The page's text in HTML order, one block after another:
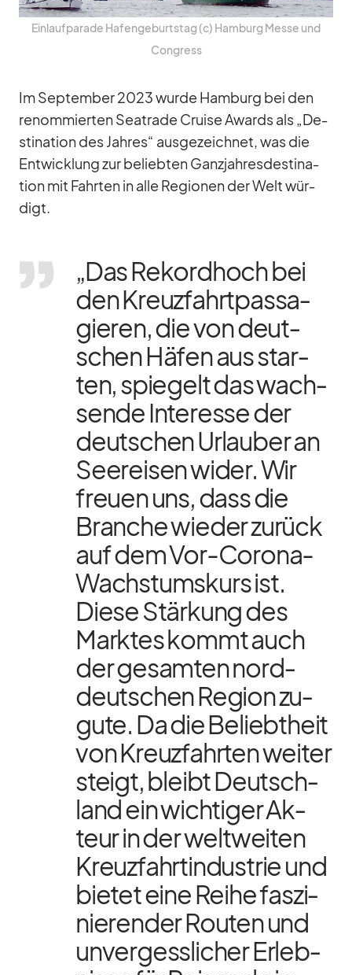
Ein­lauf­pa­rade Ha­fen­ge­burts­tag (c) Ham­burg Messe und
Con­gress
Im Sep­tem­ber 2023 wurde Ham­burg bei den
re­nom­mier­ten Sea­trade Cruise Awards als „De­
sti­na­tion des Jah­res“ aus­ge­zeich­net, was die
Ent­wick­lung zur be­lieb­ten Ganz­jah­res­des­ti­na­
tion mit Fahr­ten in alle Re­gio­nen der Welt wür­
digt.
„Das Re­kord­hoch bei
den Kreuz­fahrt­pas­sa­
gie­ren, die von deut­
schen Hä­fen aus star­
ten, spie­gelt das wach­
sende In­ter­esse der
deut­schen Ur­lau­ber an
See­rei­sen wi­der. Wir
freuen uns, dass die
Bran­che wie­der zu­rück
auf dem Vor-Co­rona-
Wachs­tums­kurs ist.
Diese Stär­kung des
Mark­tes kommt auch
der ge­sam­ten nord­
deut­schen Re­gion zu­
gute. Da die Be­liebt­heit
von Kreuz­fahr­ten wei­ter
steigt, bleibt Deutsch­
land ein wich­ti­ger Ak­
teur in der welt­wei­ten
Kreuz­fahrt­in­dus­trie und
bie­tet eine Reihe fas­zi­
nie­ren­der Rou­ten und
un­ver­gess­li­cher Er­leb­